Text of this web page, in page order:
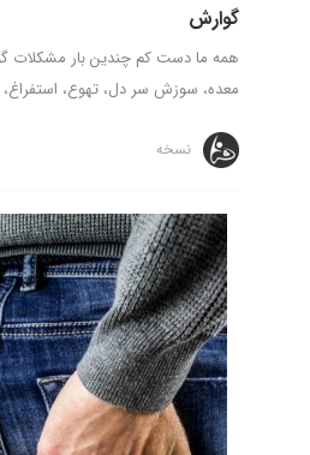
گوارش
همه ما دست کم چندین بار مشکلات
معده، سوزش سر دل، تهوع،
نسخه